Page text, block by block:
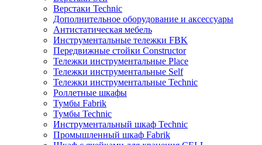
Верстаки Technic
Дополнительное оборудование и аксессуары
Антистатическая мебель
Инструментальные тележки FBK
Передвижные стойки Constructor
Тележки инструментальные Place
Тележки инструментальные Self
Тележки инструментальные Technic
Роллетные шкафы
Тумбы Fabrik
Тумбы Technic
Инструментальный шкаф Technic
Промышленный шкаф Fabrik